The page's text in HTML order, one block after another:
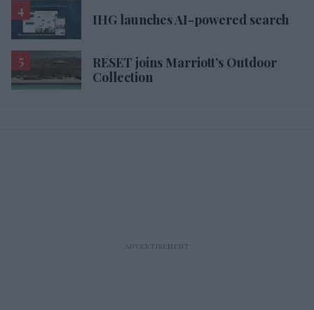
IHG launches AI-powered search
RESET joins Marriott’s Outdoor
Collection